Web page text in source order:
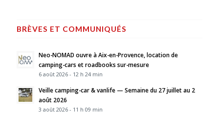
BRÈVES ET COMMUNIQUÉS
Neo-NOMAD ouvre à Aix-en-Provence, location de
camping-cars et roadbooks sur-mesure
6 août 2026 - 12 h 24 min
Veille camping-car & vanlife — Semaine du 27 juillet au 2
août 2026
3 août 2026 - 11 h 09 min